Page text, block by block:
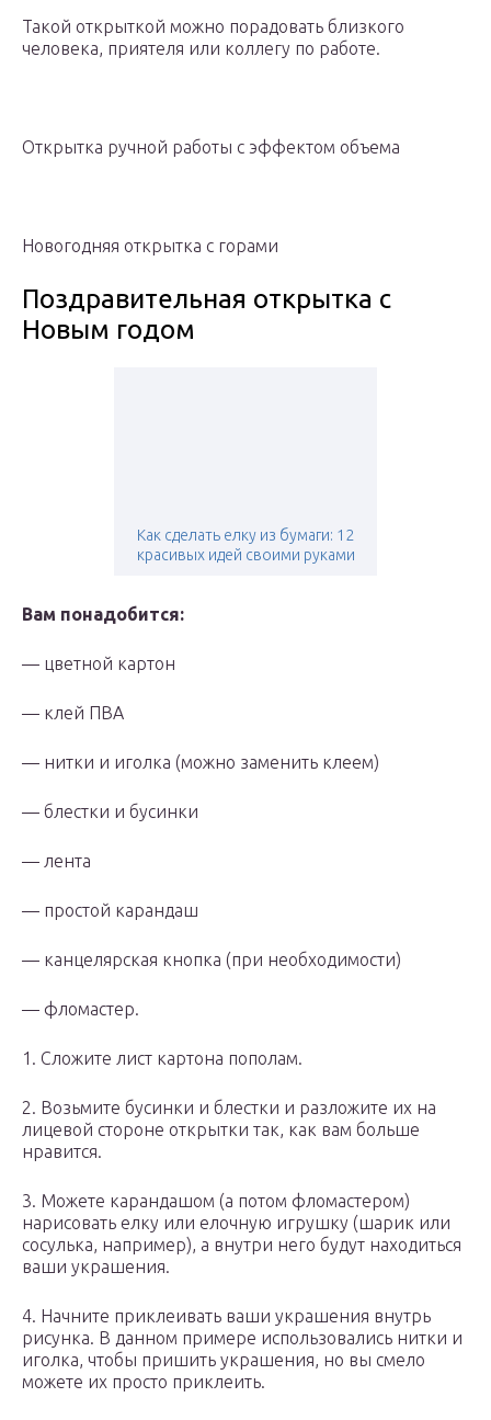
Такой открыткой можно порадовать близкого
человека, приятеля или коллегу по работе.
Открытка ручной работы с эффектом объема
Новогодняя открытка с горами
Поздравительная открытка с
Новым годом
Как сделать елку из бумаги: 12
красивых идей своими руками
Вам понадобится:
— цветной картон
— клей ПВА
— нитки и иголка (можно заменить клеем)
— блестки и бусинки
— лента
— простой карандаш
— канцелярская кнопка (при необходимости)
— фломастер.
1. Сложите лист картона пополам.
2. Возьмите бусинки и блестки и разложите их на
лицевой стороне открытки так, как вам больше
нравится.
3. Можете карандашом (а потом фломастером)
нарисовать елку или елочную игрушку (шарик или
сосулька, например), а внутри него будут находиться
ваши украшения.
4. Начните приклеивать ваши украшения внутрь
рисунка. В данном примере использовались нитки и
иголка, чтобы пришить украшения, но вы смело
можете их просто приклеить.